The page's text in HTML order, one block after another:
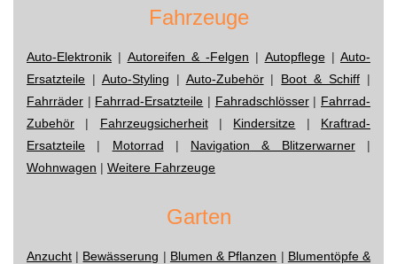
Fahrzeuge
Auto-Elektronik | Autoreifen & -Felgen | Autopflege| Auto-
Ersatzteile | Auto-Styling | Auto-Zubehör| Boot & Schiff |
Fahrräder | Fahrrad-Ersatzteile | Fahradschlösser| Fahrrad-
Zubehör | Fahrzeugsicherheit| Kindersitze | Kraftrad-
Ersatzteile | Motorrad | Navigation & Blitzerwarner|
Wohnwagen | Weitere Fahrzeuge
Garten
Anzucht | Bewässerung | Blumen & Pflanzen | Blumentöpfe &